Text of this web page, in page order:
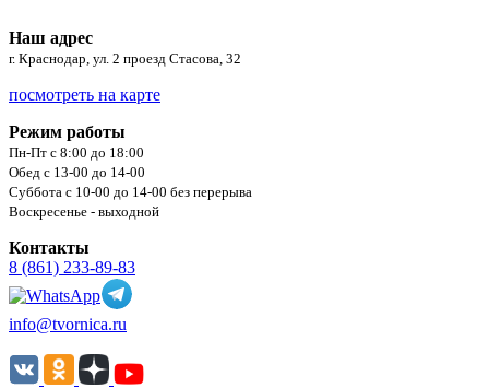
Наш адрес
г. Краснодар, ул. 2 проезд Стасова, 32
посмотреть на карте
Режим работы
Пн-Пт с 8:00 до 18:00
Обед с 13-00 до 14-00
Суббота с 10-00 до 14-00 без перерыва
Воскресенье - выходной
Контакты
8 (861) 233-89-83
info@tvornica.ru